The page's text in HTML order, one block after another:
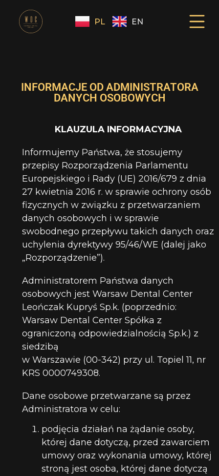
PL EN
INFORMACJE OD ADMINISTRATORA
DANYCH OSOBOWYCH
KLAUZULA INFORMACYJNA
Informujemy Państwa, że stosujemy
przepisy Rozporządzenia Parlamentu
Europejskiego i Rady (UE) 2016/679 z dnia
27 kwietnia 2016 r. w sprawie ochrony osób
fizycznych w związku z przetwarzaniem
danych osobowych i w sprawie
swobodnego przepływu takich danych oraz
uchylenia dyrektywy 95/46/WE (dalej jako
„Rozporządzenie”).
Administratorem Państwa danych
osobowych jest Warsaw Dental Center
Leończak Kupryś Sp.k. (poprzednio:
Warsaw Dental Center Spółka z
ograniczoną odpowiedzialnością Sp.k.) z
siedzibą
w Warszawie (00-342) przy ul. Topiel 11, nr
KRS 0000749308.
Dane osobowe przetwarzane są przez
Administratora w celu:
podjęcia działań na żądanie osoby,
której dane dotyczą, przed zawarciem
umowy oraz wykonania umowy, której
stroną jest osoba, której dane dotyczą